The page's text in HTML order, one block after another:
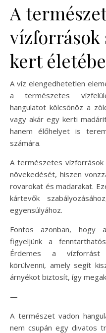
A
vízforrások
kert
A víz elengedhetetlen
a természetes
hangulatot kölcsönöz a
vagy akár egy kerti
hanem élőhelyet is
számára.
A természetes
növekedését, hiszen
rovarokat és madarakat.
kártevők
egyensúlyához.
Fontos azonban, hogy
figyeljünk a
Érdemes a vízforrást
körülvenni, amely segít
árnyékot biztosít, így
—
A természet vadon
nem csupán egy divatos